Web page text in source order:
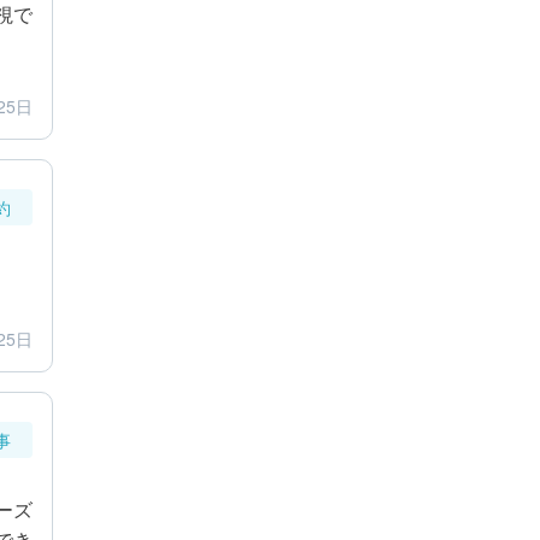
で
日
日
ズ